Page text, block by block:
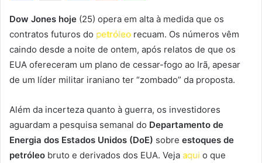
Dow Jones hoje (25) opera em alta à medida que os
contratos futuros do petróleo recuam. Os números vêm
caindo desde a noite de ontem, após relatos de que os
EUA ofereceram um plano de cessar-fogo ao Irã, apesar
de um líder militar iraniano ter “zombado” da proposta.
Além da incerteza quanto à guerra, os investidores
aguardam a pesquisa semanal do Departamento de
Energia dos Estados Unidos (DoE) sobre estoques de
petróleo bruto e derivados dos EUA. Veja aqui o que